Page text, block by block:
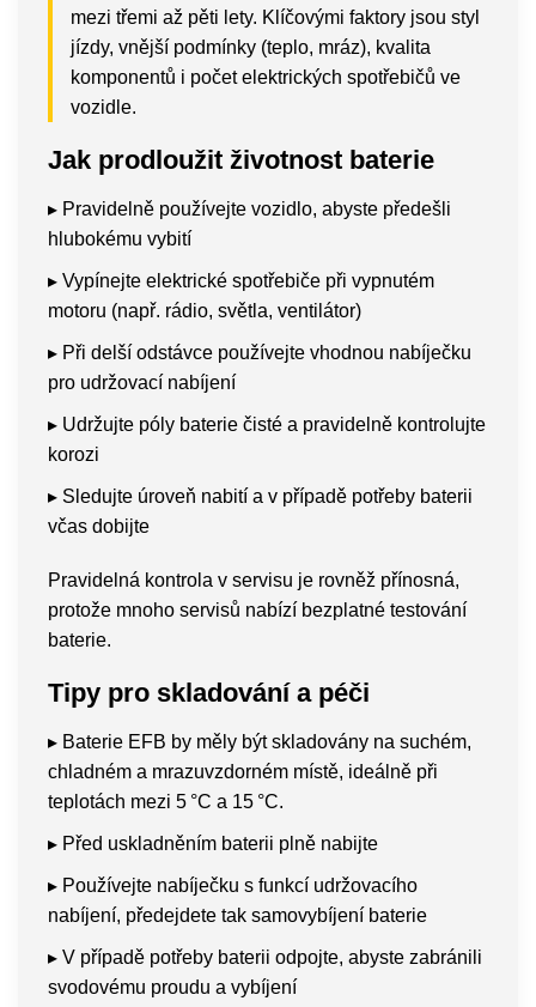
mezi třemi až pěti lety. Klíčovými faktory jsou styl
jízdy, vnější podmínky (teplo, mráz), kvalita
komponentů i počet elektrických spotřebičů ve
vozidle.
Jak prodloužit životnost baterie
▸ Pravidelně používejte vozidlo, abyste předešli
hlubokému vybití
▸ Vypínejte elektrické spotřebiče při vypnutém
motoru (např. rádio, světla, ventilátor)
▸ Při delší odstávce používejte vhodnou nabíječku
pro udržovací nabíjení
▸ Udržujte póly baterie čisté a pravidelně kontrolujte
korozi
▸ Sledujte úroveň nabití a v případě potřeby baterii
včas dobijte
Pravidelná kontrola v servisu je rovněž přínosná,
protože mnoho servisů nabízí bezplatné testování
baterie.
Tipy pro skladování a péči
▸ Baterie EFB by měly být skladovány na suchém,
chladném a mrazuvzdorném místě, ideálně při
teplotách mezi 5 °C a 15 °C.
▸ Před uskladněním baterii plně nabijte
▸ Používejte nabíječku s funkcí udržovacího
nabíjení, předejdete tak samovybíjení baterie
▸ V případě potřeby baterii odpojte, abyste zabránili
svodovému proudu a vybíjení